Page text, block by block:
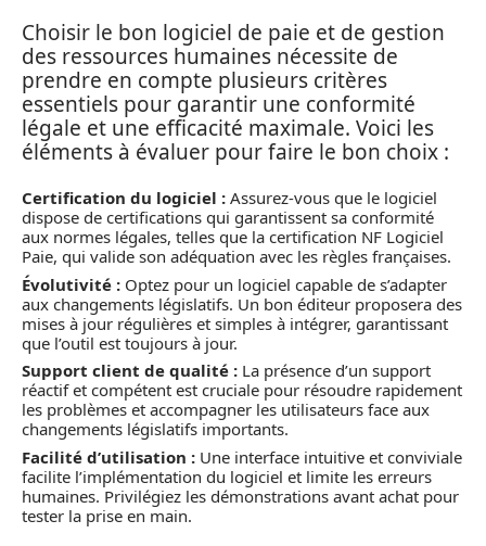
Choisir le bon logiciel de paie et de gestion
des ressources humaines nécessite de
prendre en compte plusieurs critères
essentiels pour garantir une conformité
légale et une efficacité maximale. Voici les
éléments à évaluer pour faire le bon choix :
Certification du logiciel : Assurez-vous que le logiciel
dispose de certifications qui garantissent sa conformité
aux normes légales, telles que la certification NF Logiciel
Paie, qui valide son adéquation avec les règles françaises.
Évolutivité : Optez pour un logiciel capable de s’adapter
aux changements législatifs. Un bon éditeur proposera des
mises à jour régulières et simples à intégrer, garantissant
que l’outil est toujours à jour.
Support client de qualité : La présence d’un support
réactif et compétent est cruciale pour résoudre rapidement
les problèmes et accompagner les utilisateurs face aux
changements législatifs importants.
Facilité d’utilisation : Une interface intuitive et conviviale
facilite l’implémentation du logiciel et limite les erreurs
humaines. Privilégiez les démonstrations avant achat pour
tester la prise en main.